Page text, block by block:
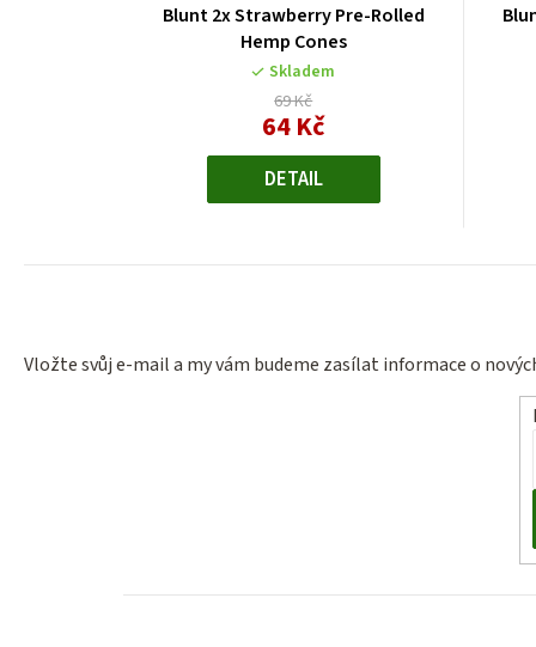
Blunt 2x Strawberry Pre-Rolled
Hemp Cones
Skladem
69 Kč
64 KčMěrná
DETAIL
Vložte svůj e-mail a my vám budeme zasílat informace o